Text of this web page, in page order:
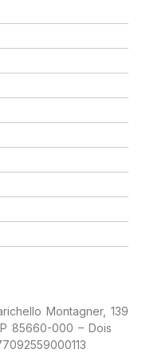
Montagner, 139
85660-000 – Dois